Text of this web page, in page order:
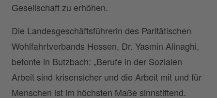
Gesellschaft zu erhöhen.
Die Landesgeschäftsführerin des Paritätischen
Wohlfahrtverbands Hessen, Dr. Yasmin Alinaghi,
betonte in Butzbach: „Berufe in der Sozialen
Arbeit sind krisensicher und die Arbeit mit und für
Menschen ist im höchsten Maße sinnstiftend.